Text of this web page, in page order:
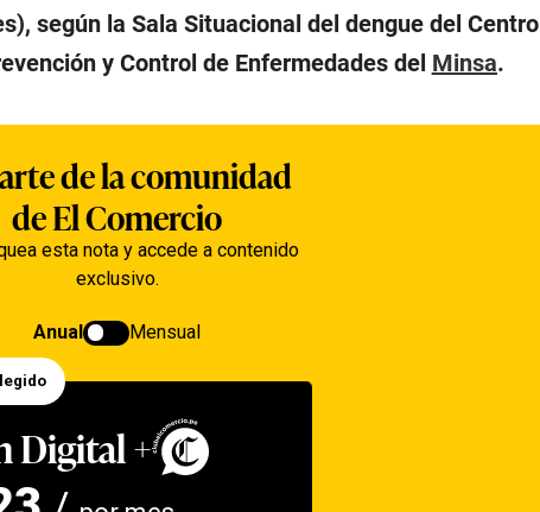
según la Sala Situacional del dengue del Centro
y Control de Enfermedades del Minsa.